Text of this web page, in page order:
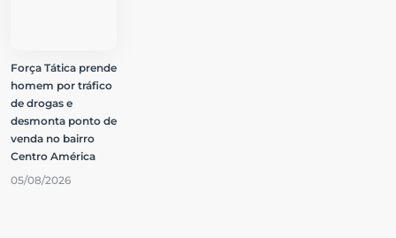
Força Tática prende
homem por tráfico
de drogas e
desmonta ponto de
venda no bairro
Centro América
05/08/2026